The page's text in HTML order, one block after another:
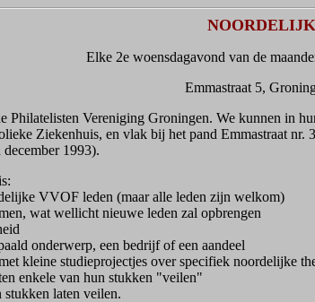
Elke 2e woensdagavond van de
Emmastraat 5,
Philatelisten Vereniging Groningen. We kunnen in
Ziekenhuis, en vlak bij het pand Emmastraat
1993).
VVOF leden (maar alle leden zijn welkom)
wat wellicht nieuwe leden zal opbrengen
onderwerp, een bedrijf of een aandeel
kleine studieprojectjes over specifiek noordelijke
enkele van hun stukken "veilen"
stukken laten veilen.